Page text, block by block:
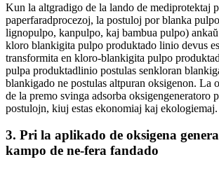
Kun la altgradigo de la lando de mediprotektaj
paperfaradprocezoj, la postuloj por blanka
lignopulpo, kanpulpo, kaj bambua pulpo)
kloro blankigita pulpo produktado linio devus
transformita en kloro-blankigita pulpo
pulpa produktadlinio postulas senkloran
blankigado ne postulas altpuran oksigenon. La
de la premo svinga adsorba oksigengeneratoro
postulojn, kiuj estas ekonomiaj kaj ekologiemaj.
3. Pri la aplikado de oksigena
kampo de ne-fera fandado